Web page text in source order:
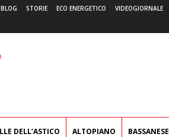
BLOG STORIE ECO ENERGETICO VIDEOGIORNALE
DELL’ASTICO ALTOPIANO BASSANESE